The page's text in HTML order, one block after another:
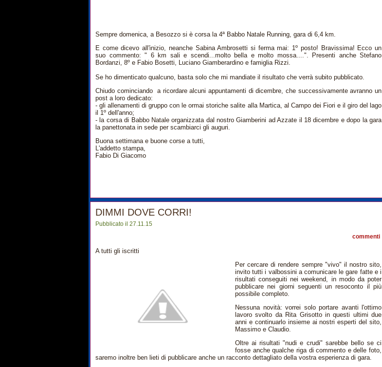
Sempre domenica, a Besozzo si è corsa la 4ª Babbo Natale Running, gara di 6,4 km.
E come dicevo all'inizio, neanche Sabina Ambrosetti si ferma mai: 1º posto! Bravissima! Ecco un
suo commento: " 6 km sali e scendi...molto bella e molto mossa....". Presenti anche Stefano
Bordanzi, 8º e Fabio Bosetti, Luciano Giamberardino e famiglia Rizzi.
Se ho dimenticato qualcuno, basta solo che mi mandiate il risultato che verrà subito pubblicato.
Chiudo cominciando a ricordare alcuni appuntamenti di dicembre, che successivamente avranno un
post a loro dedicato:
- gli allenamenti di gruppo con le ormai storiche salite alla Martica, al Campo dei Fiori e il giro del lago
il 1º dell'anno;
- la corsa di Babbo Natale organizzata dal nostro Giamberini ad Azzate il 18 dicembre e dopo la gara
la panettonata in sede per scambiarci gli auguri.
Buona settimana e buone corse a tutti,
L'addetto stampa,
Fabio Di Giacomo
DIMMI DOVE CORRI!
Pubblicato il 27.11.15
commenti
A tutti gli iscritti
Per cercare di rendere sempre "vivo" il nostro sito,
invito tutti i valbossini a comunicare le gare fatte e i
risultati conseguiti nei weekend, in modo da poter
pubblicare nei giorni seguenti un resoconto il più
possibile completo.
Nessuna novità: vorrei solo portare avanti l'ottimo
lavoro svolto da Rita Grisotto in questi ultimi due
anni e continuarlo insieme ai nostri esperti del sito,
Massimo e Claudio.
Oltre ai risultati "nudi e crudi" sarebbe bello se ci
fosse anche qualche riga di commento e delle foto,
saremo inoltre ben lieti di pubblicare anche un racconto dettagliato della vostra esperienza di gara.